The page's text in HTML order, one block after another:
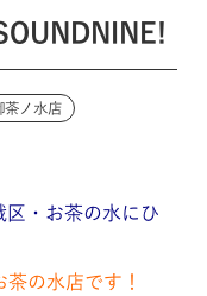
茶ノ水店
・お茶の水にひ
の水店です！